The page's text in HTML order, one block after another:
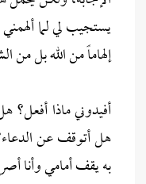
يستجيب لي لما
إلهاماً من الله بل من
أفيدوني ماذا
هل أتوقف عن
به يقف أمامي وأنا